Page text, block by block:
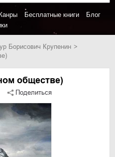
Бесплатные книги
Блог
Борисович Крупенин
обществе)
Поделиться